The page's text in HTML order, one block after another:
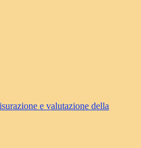
e valutazione della